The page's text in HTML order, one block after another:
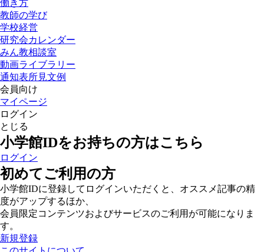
働き方
教師の学び
学校経営
研究会カレンダー
みん教相談室
動画ライブラリー
通知表所見文例
会員向け
マイページ
ログイン
とじる
小学館IDをお持ちの方はこちら
ログイン
初めてご利用の方
小学館IDに登録してログインいただくと、オススメ記事の精
度がアップするほか、
会員限定コンテンツおよびサービスのご利用が可能になりま
す。
新規登録